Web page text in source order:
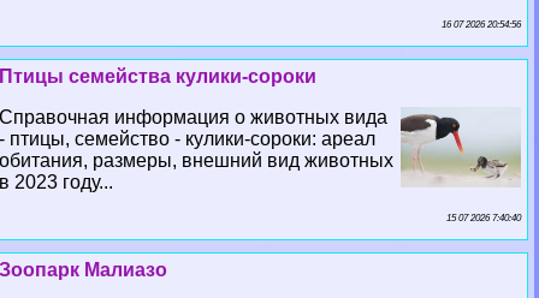
16 07 2026 20:54:56
Птицы семейства кулики-сороки
Справочная информация о животных вида
- птицы, семейство - кулики-сороки: ареал
обитания, размеры, внешний вид животных
в 2023 году...
15 07 2026 7:40:40
Зоопарк Малиазо